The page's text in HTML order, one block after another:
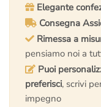
Elegante
Consegna
Rimessa a
pensiamo noi a
Puoi
preferisci, scrivi
impegno